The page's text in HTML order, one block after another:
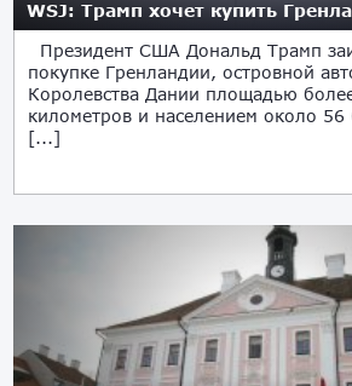
WSJ: Трамп хочет купить
Президент США Дональд Трамп
покупке Гренландии, островной
Королевства Дании площадью
километров и населением около
[...]